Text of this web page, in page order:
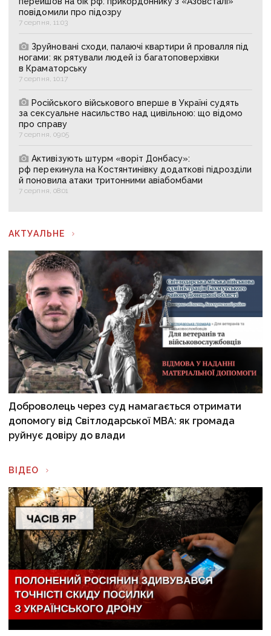
повідомили про підозру
7 серпня, 11:03
Зруйновані сходи, палаючі квартири й провалля під
ногами: як рятували людей із багатоповерхівки
в Краматорську
7 серпня, 10:17
Російського військового вперше в Україні судять
за сексуальне насильство над цивільною: що відомо
про справу
7 серпня, 09:05
Активізують штурм «воріт Донбасу»:
рф перекинула на Костянтинівку додаткові підрозділи
й поновила атаки тритонними авіабомбами
7 серпня, 08:01
АКТУАЛЬНЕ
Доброволець через суд намагається отримати
допомогу від Світлодарської МВА: як громада
руйнує довіру до влади
ВІДЕО